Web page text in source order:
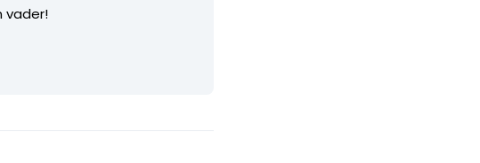
vader!